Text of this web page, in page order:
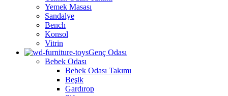
Yemek Masası
Sandalye
Bench
Konsol
Vitrin
Genç Odası
Bebek Odası
Bebek Odası Takımı
Beşik
Gardırop